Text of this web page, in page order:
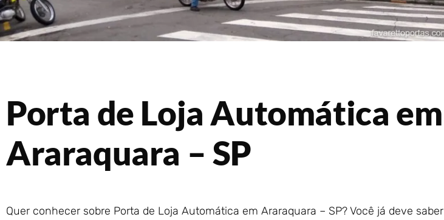
Porta de Loja Automática em
Araraquara – SP
Quer conhecer sobre Porta de Loja Automática em Araraquara – SP? Você já deve saber